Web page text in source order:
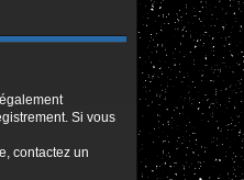
Si vous
contactez un